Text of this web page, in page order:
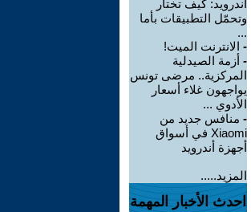
أندرويد: كيف تختار
وتحمّل التطبيقات بأما
...
- الانترنت الميت!
- أزمة الصيدلية
المركزية.. مرضى تونس
يواجهون غلاء أسعار
الأدوي ...
- منافس جديد من
Xiaomi في أسواق
أجهزة أندرويد
المزيد.....
احدث الأخبار المهمة